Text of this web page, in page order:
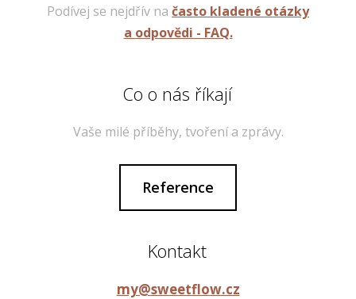
Podívej se nejdřív na často kladené otázky
a odpovědi - FAQ.
Co o nás říkají
Vaše milé příběhy, tvoření a zprávy.
Reference
Kontakt
my@sweetflow.cz